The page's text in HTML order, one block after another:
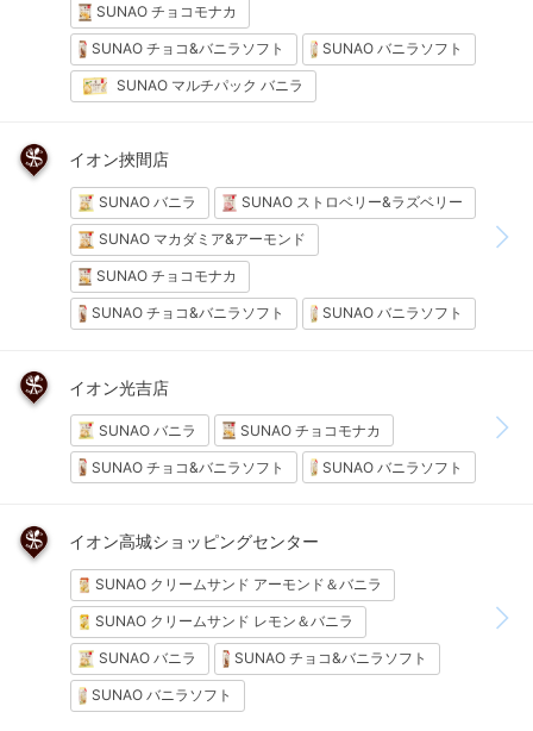
SUNAO チョコモナカ
SUNAO チョコ&バニラソフト SUNAO バニラソフト
SUNAO マルチパック バニラ
イオン挾間店
SUNAO バニラ SUNAO ストロベリー&ラズベリー
SUNAO マカダミア&アーモンド
SUNAO チョコモナカ
SUNAO チョコ&バニラソフト SUNAO バニラソフト
イオン光吉店
SUNAO バニラ SUNAO チョコモナカ
SUNAO チョコ&バニラソフト SUNAO バニラソフト
イオン高城ショッピングセンター
SUNAO クリームサンド アーモンド＆バニラ
SUNAO クリームサンド レモン＆バニラ
SUNAO バニラ SUNAO チョコ&バニラソフト
SUNAO バニラソフト